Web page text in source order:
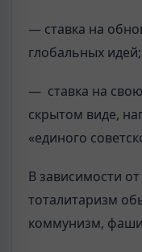
— ставка на
глобальных идей;
— ставка на
скрытом виде,
«единого
В зависимости
тоталитаризм
коммунизм,